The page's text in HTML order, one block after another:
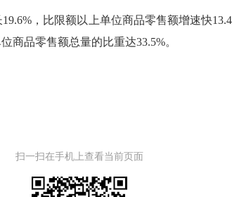
，比限额以上单位商品零售额增速快
商品零售额总量的比重达33.5%。
扫一扫在手机上查看当前页面